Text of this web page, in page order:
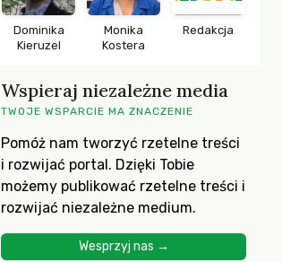
Dominika
Kieruzel
Monika
Kostera
Redakcja
Wspieraj niezależne media
TWOJE WSPARCIE MA ZNACZENIE
Pomóż nam tworzyć rzetelne treści
i rozwijać portal. Dzięki Tobie
możemy publikować rzetelne treści i
rozwijać niezależne medium.
Wesprzyj nas →